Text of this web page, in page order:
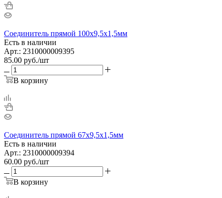
Соединитель прямой 100х9,5х1,5мм
Есть в наличии
Арт.: 2310000009395
85.00 руб./шт
В корзину
Соединитель прямой 67х9,5х1,5мм
Есть в наличии
Арт.: 2310000009394
60.00 руб./шт
В корзину